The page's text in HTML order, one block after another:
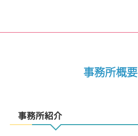
事務所概要
事務所紹介